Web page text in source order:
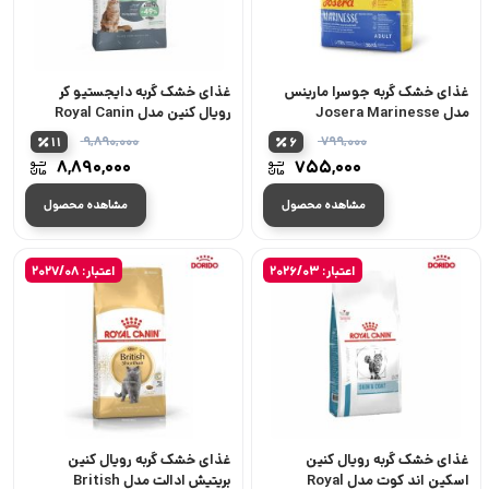
غذای خشک گربه جوسرا مارینس
مدل Josera Marinesse
۷۹۹,۰۰۰
قیمت
اصلی:
بود.
۷۵۵,۰۰۰
قیمت
فعلی:
6
مشاهده محصول
غذای خشک گربه دایجستیو کر
رویال کنین مدل Royal Canin
۹,۸۹۰,۰۰۰
قیمت
بود.
۸,۸۹۰,۰۰۰
قیمت
فعلی:
11
مشاهده محصول
اعتبار: 2026/03
غذای خشک گربه رویال کنین
اسکین اند کوت مدل Royal
اعتبار: 2027/08
غذای خشک گربه رویال کنین
بریتیش ادالت مدل British